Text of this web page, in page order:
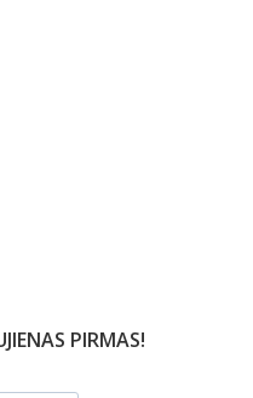
PIRMAS!